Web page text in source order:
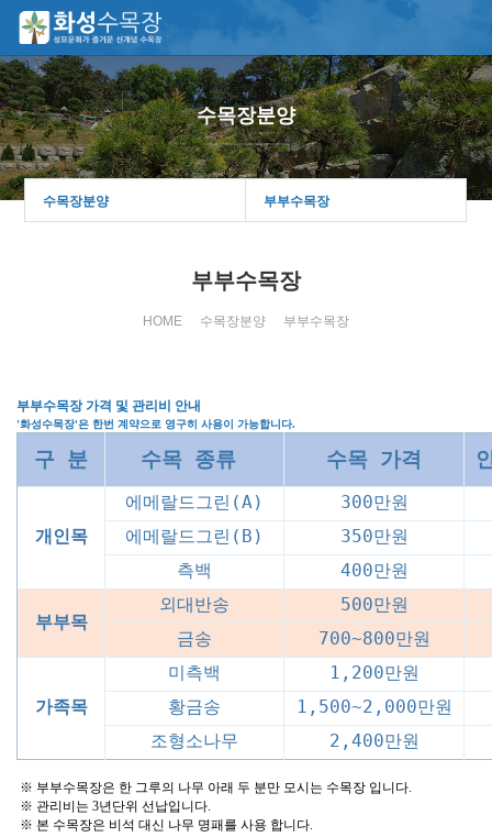
수목장분양
수목장분양 부부수목장
부부수목장
HOME 수목장분양 부부수목장
부부수목장 가격 및 관리비 안내
'화성수목장'은 한번 계약으로 영구히 사용이 가능합니다.
구 분 수목 종류 수목 가격
개인목
에메랄드그린(A)
300만원
에메랄드그린(B)
350만원
측백
400만원
부부목
외대반송
500만원
금송
700~800만원
가족목
미측백
1,200만원
황금송
1,500~2,000만원
조형소나무
2,400만원
※ 부부수목장은 한 그루의 나무 아래 두 분만 모시는 수목장 입니다.
※ 관리비는 3년단위 선납입니다.
※ 본 수목장은 비석 대신 나무 명패를 사용 합니다.